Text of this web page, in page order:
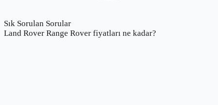
Sık Sorulan Sorular
Land Rover Range Rover fiyatları ne kadar?